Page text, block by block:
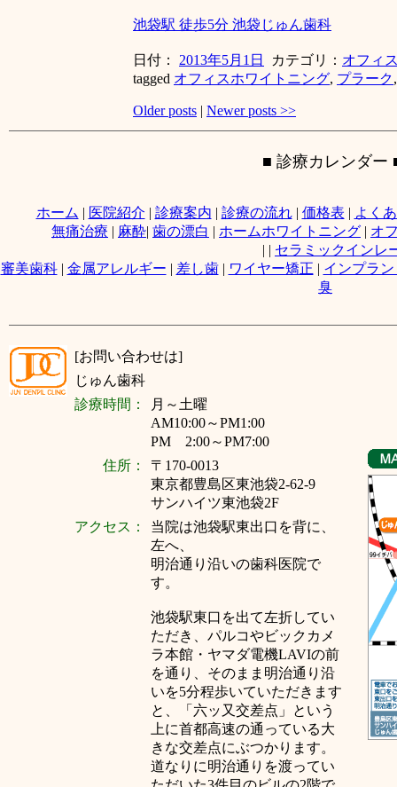
池袋駅 徒歩5分 池袋じゅん歯科
日付： 2013年5月1日 カテゴリ： オフィ
tagged オフィスホワイトニング, プラーク
Older posts | Newer posts >>
■ 診療カレンダー
ホーム | 医院紹介 | 診療案内 | 診療の流れ| 価格表 | よく
無痛治療 | 麻酔| 歯の漂白 | ホームホワイトニング | オ
| | セラミックインレ
審美歯科| 金属アレルギー | 差し歯| ワイヤー矯正 | インプラ
臭
[お問い合わせは]
じゅん歯科
診療時間：
月～ 土曜
AM10:00～PM1:00
PM 2:00～PM7:00
住所：
〒170-0013
東京都豊島区東池袋2-62-9
サンハイツ東池袋2F
アクセス：
当院は池袋駅東出口を背に、
左へ、
明治通り沿いの歯科医院で
す。
池袋駅東口を出て左折してい
ただき、パルコやビックカメ
ラ本館・ヤマダ電機LAVIの前
を通り、そのまま明治通り沿
いを5分程歩いていただきます
と、「六ッ又交差点」という
上に首都高速の通っている大
きな交差点にぶつかります。
道なりに明治通りを渡ってい